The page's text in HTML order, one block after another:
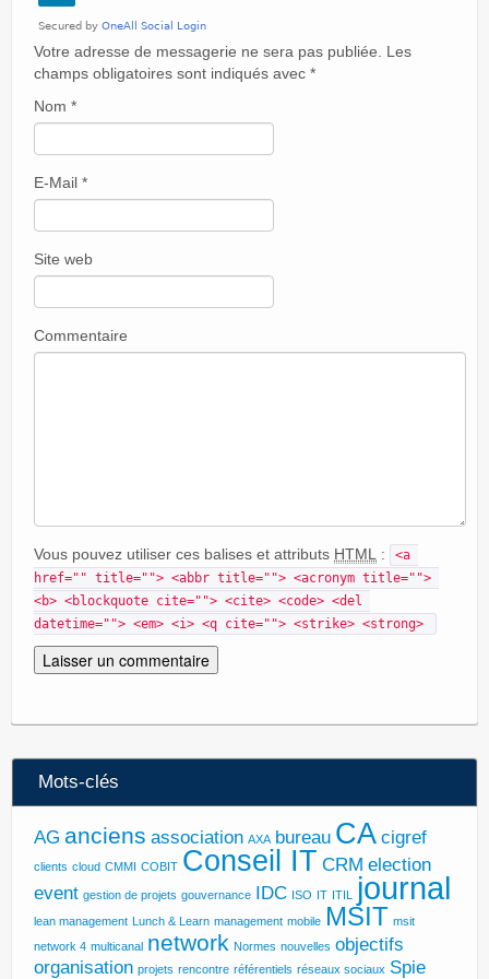
Votre adresse de messagerie ne sera pas publiée. Les
champs obligatoires sont indiqués avec *
Nom *
E-Mail *
Site web
Commentaire
Vous pouvez utiliser ces balises et attributs HTML :
<a
href="" title=""> <abbr title=""> <acronym title="">
<b> <blockquote cite=""> <cite> <code> <del
datetime=""> <em> <i> <q cite=""> <strike> <strong>
Mots-clés
AG anciens association AXA bureau CA cigref
clients cloud CMMI COBIT Conseil IT CRM election
event gestion de projets gouvernance IDC ISO IT ITIL journal
lean management Lunch & Learn management mobile MSIT msit
network 4 multicanal network Normes nouvelles objectifs
organisation projets rencontre référentiels réseaux sociaux Spie